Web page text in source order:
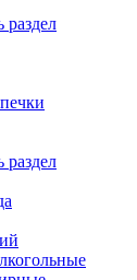
раздел
раздел